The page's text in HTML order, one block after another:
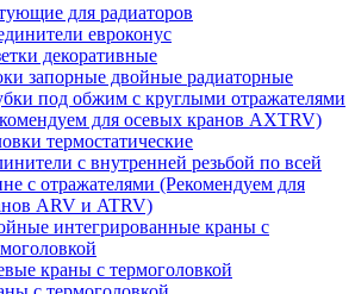
для радиаторов
евроконус
декоративные
запорные двойные радиаторные
под обжим с круглыми отражателями
для осевых кранов AXTRV)
термостатические
с внутренней резьбой по всей
с отражателями (Рекомендуем для
ARV и ATRV)
интегрированные краны с
краны с термоголовкой